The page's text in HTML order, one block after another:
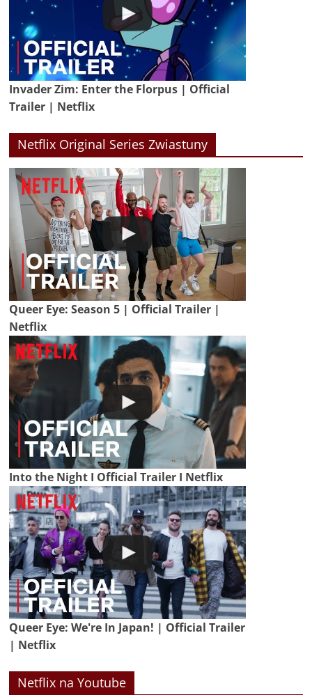
Invader Zim: Enter the Florpus | Official
Trailer | Netflix
Netflix Original Series Zwiastuny
Queer Eye: Season 5 | Official Trailer |
Netflix
Into the Night I Official Trailer I Netflix
Queer Eye: We're In Japan! | Official Trailer
| Netflix
Netflix na Youtube